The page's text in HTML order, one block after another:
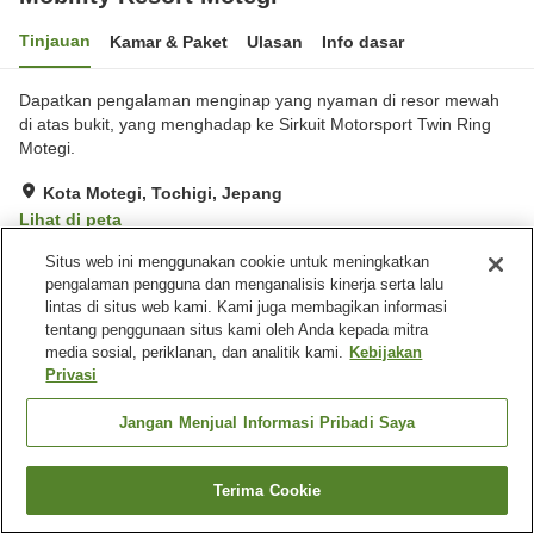
Tinjauan Kamar & Paket Ulasan Info dasar
Dapatkan pengalaman menginap yang nyaman di resor mewah
di atas bukit, yang menghadap ke Sirkuit Motorsport Twin Ring
Motegi.
Kota Motegi, Tochigi, Jepang
Lihat di peta
Hebat Ulasan:426
Fasilitas properti
Tempat parkir
Mandi jet
Spa / Salon kecantikan
Beranda Jepang Tochigi
Kota Motegi
Mobility Resort Motegi
Cari kamar
Situs web ini menggunakan cookie untuk meningkatkan
pengalaman pengguna dan menganalisis kinerja serta lalu
lintas di situs web kami. Kami juga membagikan informasi
tentang penggunaan situs kami oleh Anda kepada mitra
media sosial, periklanan, dan analitik kami. Kebijakan
Privasi
Jangan Menjual Informasi Pribadi Saya
Terima Cookie